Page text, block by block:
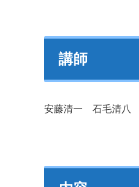
講師
安藤清一 石毛清八